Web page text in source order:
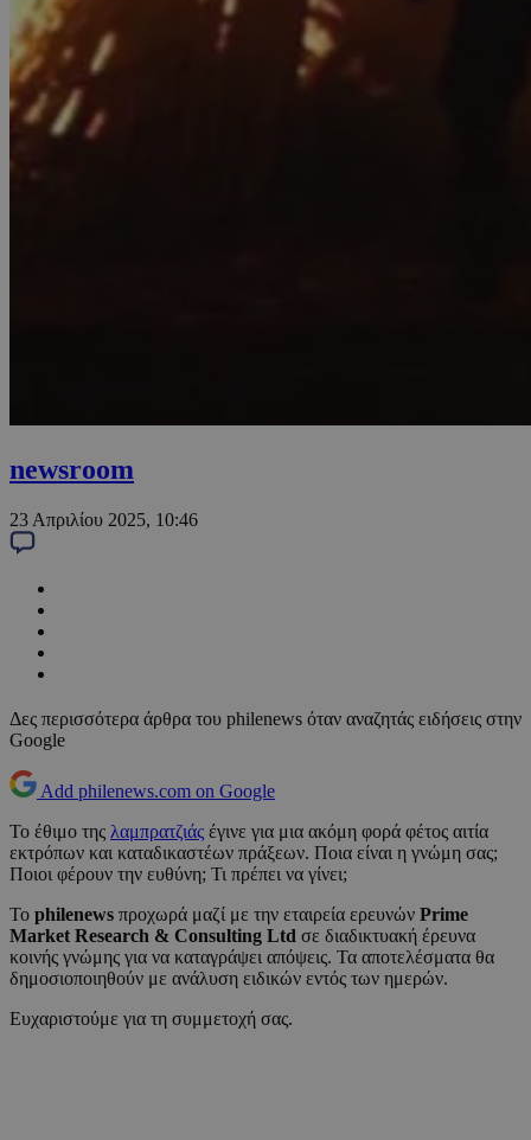
newsroom
23 Απριλίου 2025, 10:46
Δες περισσότερα άρθρα του philenews όταν αναζητάς ειδήσεις στην
Google
Add philenews.com on Google
Το έθιμο της λαμπρατζιάς έγινε για μια ακόμη φορά φέτος αιτία
εκτρόπων και καταδικαστέων πράξεων. Ποια είναι η γνώμη σας;
Ποιοι φέρουν την ευθύνη; Τι πρέπει να γίνει;
Το philenews προχωρά μαζί με την εταιρεία ερευνών Prime
Market Research & Consulting Ltd σε διαδικτυακή έρευνα
κοινής γνώμης για να καταγράψει απόψεις. Τα αποτελέσματα θα
δημοσιοποιηθούν με ανάλυση ειδικών εντός των ημερών.
Ευχαριστούμε για τη συμμετοχή σας.